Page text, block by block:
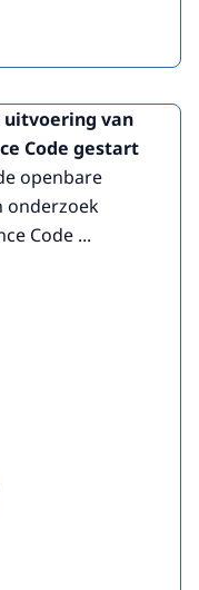
uitvoering van
Code gestart
openbare
onderzoek
Code ...